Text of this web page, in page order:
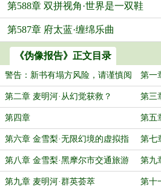
第588章 双拼视角·世界是一双鞋
第587章 府太蓝·缠绵乐曲
《伪像报告》正文目录
警告：新书有塌方风险，请谨慎阅
读
第一
第二章 麦明河·从幻觉获救？ 第三
第四章 第五
人
第六章 金雪梨·无限幻境的虚拟指
南
第七
第八章 金雪梨·黑摩尔市交通旅游
图
第九
第九章 麦明河·群英荟萃 第十